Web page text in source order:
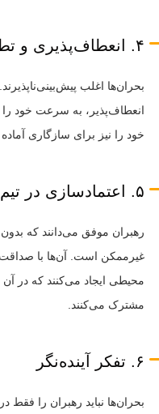
۴. انعطاف‌پذیری و تطبیق با تغییرات
بحران‌ها اغلب
انعطاف‌پذیر، به سرعت خود را
خود را نیز برای سازگاری
۵. اعتمادسازی در تیم
رهبران موفق می‌دانند که بدون
غیرممکن است. آن‌ها با
محیطی ایجاد می‌کنند که در
مشترک می‌کنند.
۶. تفکر آینده‌نگر
بحران‌ها نباید رهبران را فقط